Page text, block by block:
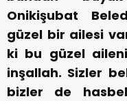
Onikişubat
güzel bir ailesi
ki bu güzel
inşallah. Sizler
bizler de